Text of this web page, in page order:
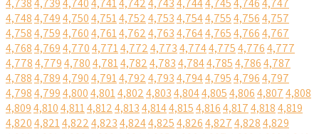
4,7384,7394,7404,7414,7424,7434,7444,7454,7464,747
4,7484,7494,7504,7514,7524,7534,7544,7554,7564,757
4,7584,7594,7604,7614,7624,7634,7644,7654,7664,767
4,7684,7694,7704,7714,7724,7734,7744,7754,7764,777
4,7784,7794,7804,7814,7824,7834,7844,7854,7864,787
4,7884,7894,7904,7914,7924,7934,7944,7954,7964,797
4,7984,7994,8004,8014,8024,8034,8044,8054,8064,8074,808
4,8094,8104,8114,8124,8134,8144,8154,8164,8174,8184,819
4,8204,8214,8224,8234,8244,8254,8264,8274,8284,829